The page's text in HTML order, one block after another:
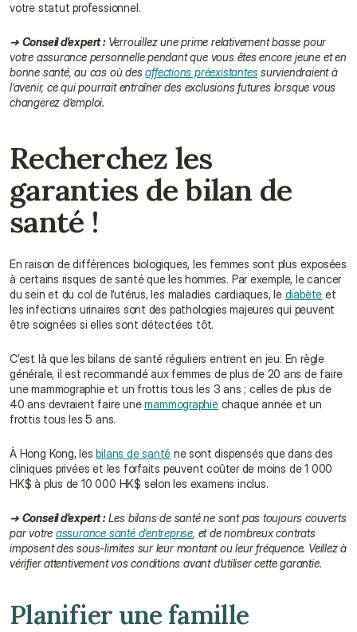
votre statut professionnel.
➜ Conseil d’expert : Verrouillez une prime relativement basse pour
votre assurance personnelle pendant que vous êtes encore jeune et en
bonne santé, au cas où des affections préexistantes surviendraient à
l’avenir, ce qui pourrait entraîner des exclusions futures lorsque vous
changerez d’emploi.
Recherchez les
garanties de bilan de
santé !
En raison de différences biologiques, les femmes sont plus exposées
à certains risques de santé que les hommes. Par exemple, le cancer
du sein et du col de l’utérus, les maladies cardiaques, le diabète et
les infections urinaires sont des pathologies majeures qui peuvent
être soignées si elles sont détectées tôt.
C’est là que les bilans de santé réguliers entrent en jeu. En règle
générale, il est recommandé aux femmes de plus de 20 ans de faire
une mammographie et un frottis tous les 3 ans ; celles de plus de
40 ans devraient faire une mammographie chaque année et un
frottis tous les 5 ans.
À Hong Kong, les bilans de santé ne sont dispensés que dans des
cliniques privées et les forfaits peuvent coûter de moins de 1 000
HK$ à plus de 10 000 HK$ selon les examens inclus.
➜ Conseil d’expert : Les bilans de santé ne sont pas toujours couverts
par votre assurance santé d’entreprise, et de nombreux contrats
imposent des sous-limites sur leur montant ou leur fréquence. Veillez à
vérifier attentivement vos conditions avant d’utiliser cette garantie.
Planifier une famille